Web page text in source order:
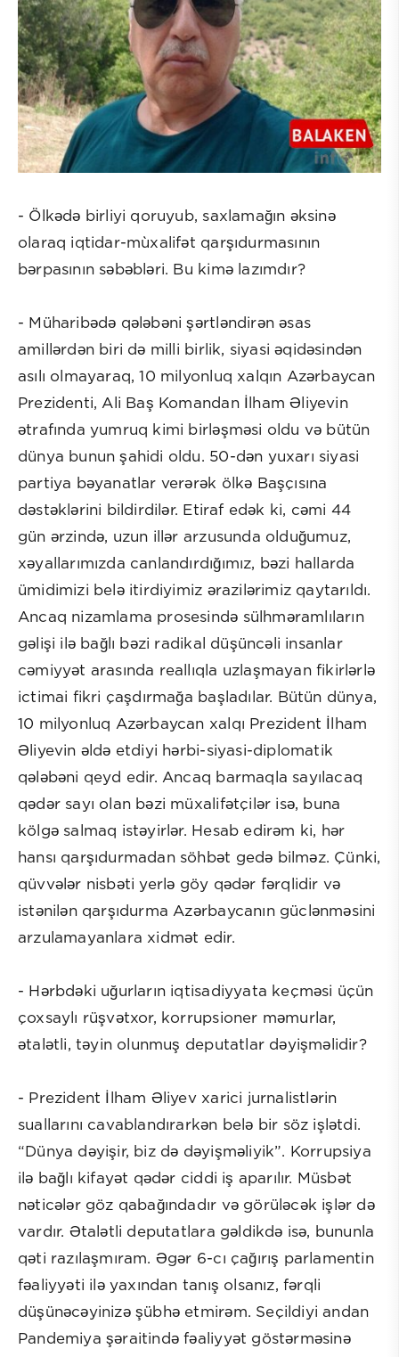
- Ölkədə birliyi qoruyub, saxlamağın əksinə
olaraq iqtidar-mùxalifət qarşıdurmasının
bərpasının səbəbləri. Bu kimə lazımdır?
- Müharibədə qələbəni şərtləndirən əsas
amillərdən biri də milli birlik, siyasi əqidəsindən
asılı olmayaraq, 10 milyonluq xalqın Azərbaycan
Prezidenti, Ali Baş Komandan İlham Əliyevin
ətrafında yumruq kimi birləşməsi oldu və bütün
dünya bunun şahidi oldu. 50-dən yuxarı siyasi
partiya bəyanatlar verərək ölkə Başçısına
dəstəklərini bildirdilər. Etiraf edək ki, cəmi 44
gün ərzində, uzun illər arzusunda olduğumuz,
xəyallarımızda canlandırdığımız, bəzi hallarda
ümidimizi belə itirdiyimiz ərazilərimiz qaytarıldı.
Ancaq nizamlama prosesində sülhməramlıların
gəlişi ilə bağlı bəzi radikal düşüncəli insanlar
cəmiyyət arasında reallıqla uzlaşmayan fikirlərlə
ictimai fikri çaşdırmağa başladılar. Bütün dünya,
10 milyonluq Azərbaycan xalqı Prezident İlham
Əliyevin əldə etdiyi hərbi-siyasi-diplomatik
qələbəni qeyd edir. Ancaq barmaqla sayılacaq
qədər sayı olan bəzi müxalifətçilər isə, buna
kölgə salmaq istəyirlər. Hesab edirəm ki, hər
hansı qarşıdurmadan söhbət gedə bilməz. Çünki,
qüvvələr nisbəti yerlə göy qədər fərqlidir və
istənilən qarşıdurma Azərbaycanın güclənməsini
arzulamayanlara xidmət edir.
- Hərbdəki uğurların iqtisadiyyata keçməsi üçün
çoxsaylı rüşvətxor, korrupsioner məmurlar,
ətalətli, təyin olunmuş deputatlar dəyişməlidir?
- Prezident İlham Əliyev xarici jurnalistlərin
suallarını cavablandırarkən belə bir söz işlətdi.
“Dünya dəyişir, biz də dəyişməliyik”. Korrupsiya
ilə bağlı kifayət qədər ciddi iş aparılır. Müsbət
nəticələr göz qabağındadır və görüləcək işlər də
vardır. Ətalətli deputatlara gəldikdə isə, bununla
qəti razılaşmıram. Əgər 6-cı çağırış parlamentin
fəaliyyəti ilə yaxından tanış olsanız, fərqli
düşünəcəyinizə şübhə etmirəm. Seçildiyi andan
Pandemiya şəraitində fəaliyyət göstərməsinə